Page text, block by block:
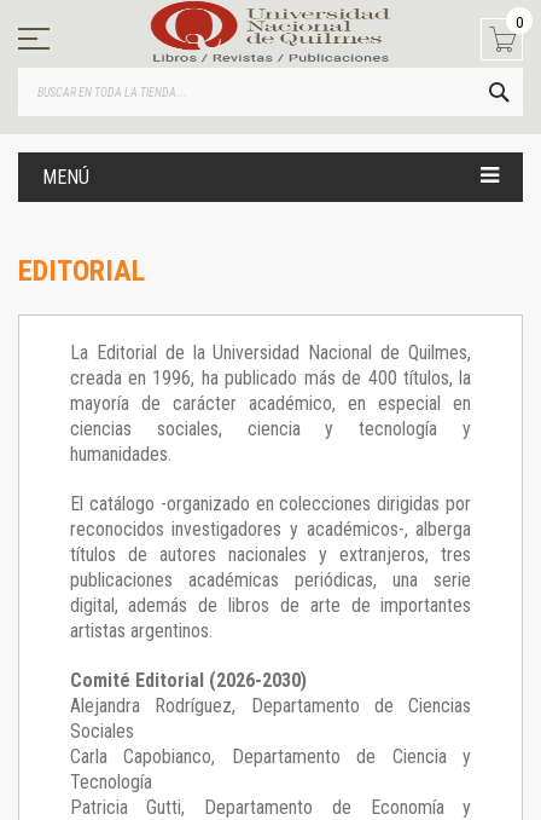
contenido
0
MENÚ
EDITORIAL
La Editorial de la Universidad Nacional de Quilmes,
creada en 1996, ha publicado más de 400 títulos, la
mayoría de carácter académico, en especial en
ciencias sociales, ciencia y tecnología y
humanidades.
El catálogo -organizado en colecciones dirigidas por
reconocidos investigadores y académicos-, alberga
títulos de autores nacionales y extranjeros, tres
publicaciones académicas periódicas, una serie
digital, además de libros de arte de importantes
artistas argentinos.
Comité Editorial (2026-2030)
Alejandra Rodríguez, Departamento de Ciencias
Sociales
Carla Capobianco, Departamento de Ciencia y
Tecnología
Patricia Gutti, Departamento de Economía y